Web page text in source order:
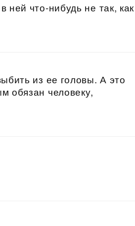
что-нибудь не так, как
из ее головы. А это
обязан человеку,